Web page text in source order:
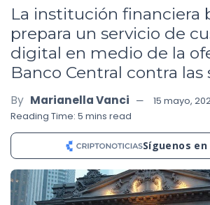
La institución financiera
prepara un servicio de
digital en medio de la
Banco Central contra las
By Marianella Vanci
15 mayo,
Reading Time: 5 mins read
Síguenos en